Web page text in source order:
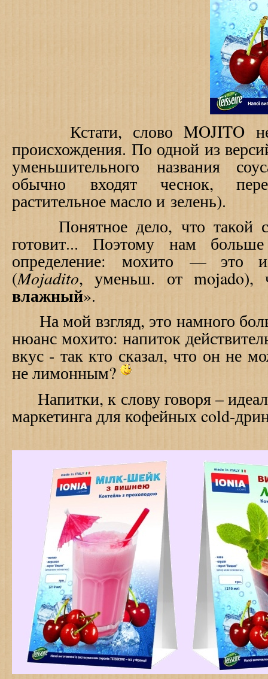
Кстати, слово MOJITO не
происхождения. По одной из
уменьшительного названия
обычно входят чеснок,
растительное масло и зелень).
Понятное дело, что такой
готовит... Поэтому нам больше
определение: мохито — это
(Mojadito, уменьш. от mojado),
влажный».
На мой взгляд, это намного
нюанс мохито: напиток
вкус - так кто сказал, что он не
не лимонным?
Напитки, к слову говоря –
маркетинга для кофейных cold-